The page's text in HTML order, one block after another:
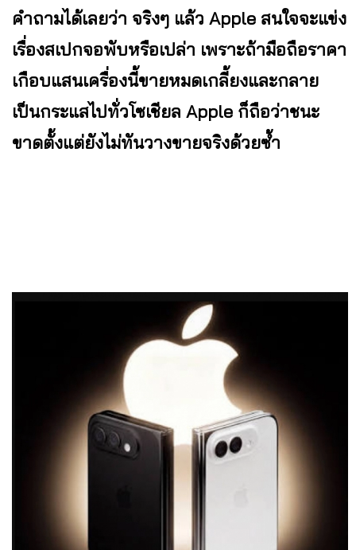
คำถามได้เลยว่า จริงๆ แล้ว Apple สนใจจะแข่ง
เรื่องสเปกจอพับหรือเปล่า เพราะถ้ามือถือราคา
เกือบแสนเครื่องนี้ขายหมดเกลี้ยงและกลาย
เป็นกระแสไปทั่วโซเชียล Apple ก็ถือว่าชนะ
ขาดตั้งแต่ยังไม่ทันวางขายจริงด้วยซ้ำ